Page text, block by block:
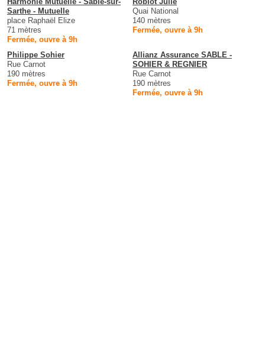
Sarthe - Mutuelle
place Raphaël Elize
71 mètres
Fermée, ouvre à 9h
Quai National
140 mètres
Fermée, ouvre à 9h
Philippe Sohier
Rue Carnot
190 mètres
Fermée, ouvre à 9h
Allianz Assurance SABLE -
SOHIER & REGNIER
Rue Carnot
190 mètres
Fermée, ouvre à 9h